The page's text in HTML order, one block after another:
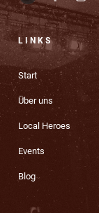
LINKS
Start
Über uns
Local Heroes
Events
Blog